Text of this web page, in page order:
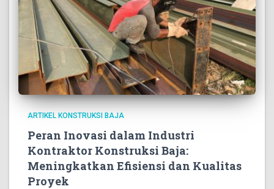
ARTIKEL KONSTRUKSI BAJA
Peran Inovasi dalam Industri
Kontraktor Konstruksi Baja:
Meningkatkan Efisiensi dan Kualitas
Proyek